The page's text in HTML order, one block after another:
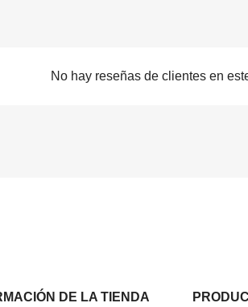
No hay reseñas de clientes en
DE LA TIENDA